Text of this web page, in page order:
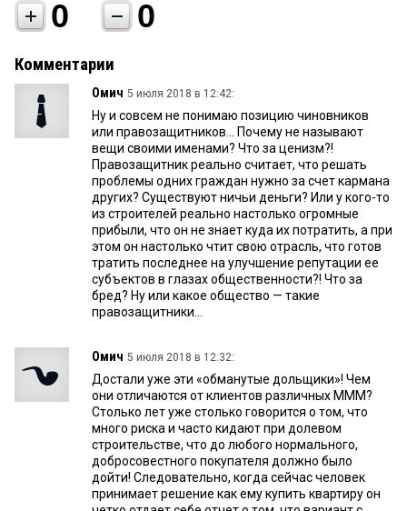
0 0
Комментарии
Омич 5 июля 2018 в 12:42:
Ну и совсем не понимаю позицию чиновников
или правозащитников... Почему не называют
вещи своими именами? Что за ценизм?!
Правозащитник реально считает, что решать
проблемы одних граждан нужно за счет кармана
других? Существуют ничьи деньги? Или у кого-то
из строителей реально настолько огромные
прибыли, что он не знает куда их потратить, а при
этом он настолько чтит свою отрасль, что готов
тратить последнее на улучшение репутации ее
субъектов в глазах общественности?! Что за
бред? Ну или какое общество — такие
правозащитники...
Омич 5 июля 2018 в 12:32:
Достали уже эти «обманутые дольщики»! Чем
они отличаются от клиентов различных МММ?
Столько лет уже столько говорится о том, что
много риска и часто кидают при долевом
строительстве, что до любого нормального,
добросовестного покупателя должно было
дойти! Следовательно, когда сейчас человек
принимает решение как ему купить квартиру он